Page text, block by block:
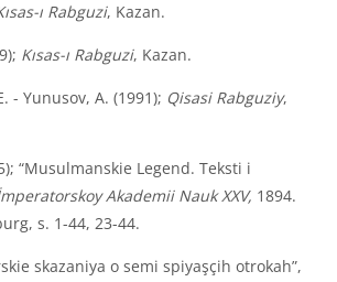
ı Rabguzi, Kazan.
Kısas-ı Rabguzi, Kazan.
- Yunusov, A. (1991); Qisasi Rabguziy,
“Musulmanskie Legend. Teksti i
Akademii Nauk XXV, 1894.
s. 1-44, 23-44.
skazaniya o semi spiyaşçih otrokah”,